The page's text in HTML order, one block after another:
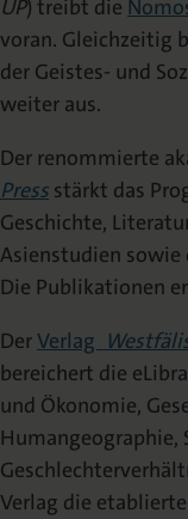
Neuigkeiten &
Karriere
Ihre
Termine
Nomos für Sie vor
NomosEvents
Online und Live
Inlibra
Die digitale
Belegexemplar für
Mediadaten
Werben in
Kataloge
Aktuelle Prospekte
FAQ
Häufige Fragen
UP) treibt die
voran. Gleichzeitig
der Geistes- und
weiter aus.
Der renommierte
Press stärkt das
Geschichte,
Asienstudien
Die Publikationen
DerVerlag
bereichert die
und Ökonomie,
Humangeographie,
Verlag die